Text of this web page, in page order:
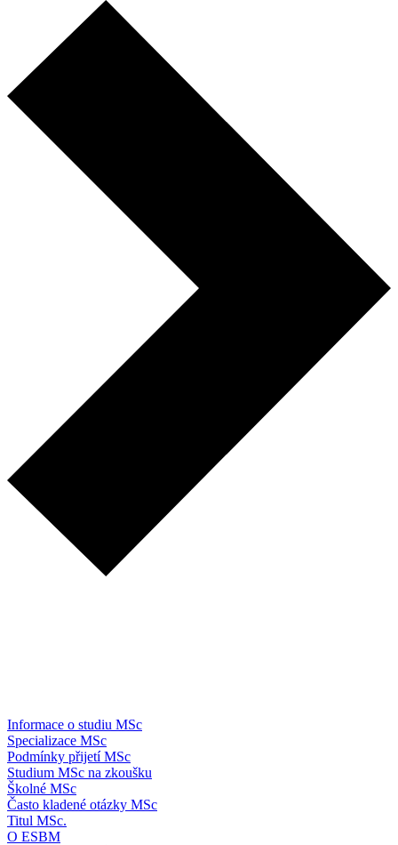
Informace o studiu MSc
Specializace MSc
Podmínky přijetí MSc
Studium MSc na zkoušku
Školné MSc
Často kladené otázky MSc
Titul MSc.
O ESBM